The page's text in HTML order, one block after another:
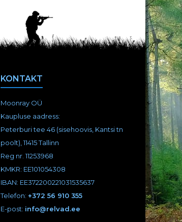
KONTAKT
Moonray OÜ
Kaupluse aadress:
Peterburi tee 46 (sisehoovis, Kantsi tn
poolt),11415 Tallinn
Reg nr. 11253968
KMKR: EE101054308
IBAN: EE372200221031535637
Telefon: +372 56 910 355
E-post: info@relvad.ee